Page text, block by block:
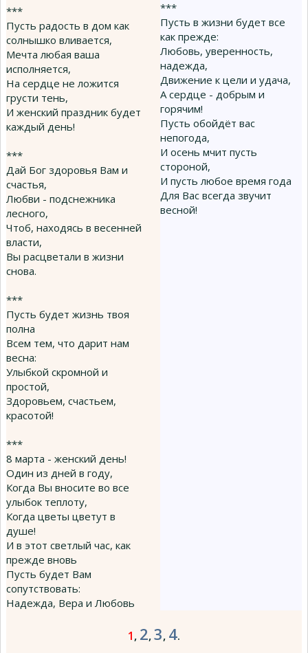
***
Пусть радость в дом как
солнышко вливается,
Мечта любая ваша
исполняется,
На сердце не ложится
грусти тень,
И женский праздник будет
каждый день!
***
Дай Бог здоровья Вам и
счастья,
Любви - подснежника
лесного,
Чтоб, находясь в весенней
власти,
Вы расцветали в жизни
снова.
***
Пусть будет жизнь твоя
полна
Всем тем, что дарит нам
весна:
Улыбкой скромной и
простой,
Здоровьем, счастьем,
красотой!
***
8 марта - женский день!
Один из дней в году,
Когда Вы вносите во все
улыбок теплоту,
Когда цветы цветут в
душе!
И в этот светлый час, как
прежде вновь
Пусть будет Вам
сопутствовать:
Надежда, Вера и Любовь
***
Пусть в жизни будет все
как прежде:
Любовь, уверенность,
надежда,
Движение к цели и удача,
А сердце - добрым и
горячим!
Пусть обойдёт вас
непогода,
И осень мчит пусть
стороной,
И пусть любое время года
Для Вас всегда звучит
весной!
1, 2,3, 4.